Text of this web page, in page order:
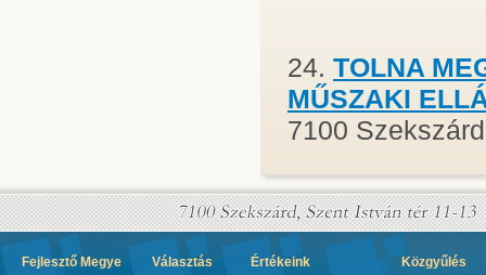
24. TOLNA
MŰSZAKI
7100
Fejlesztő Megye Választás Értékeink Közgyűlés